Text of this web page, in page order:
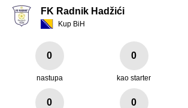
FK Radnik Hadžići
Kup BiH
0
nastupa
0
kao starter
0 0